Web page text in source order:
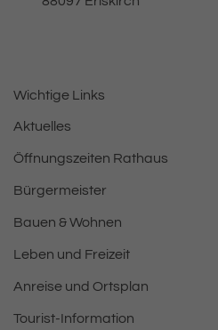
Wichtige Links
Aktuelles
Öffnungszeiten Rathaus
Bürgermeister
Bauen & Wohnen
Leben und Freizeit
Anreise und Ortsplan
Tourist-Information